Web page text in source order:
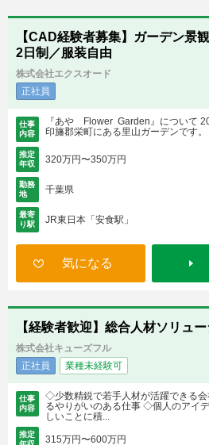
【CAD経験者募集】ガーデン景
2日制／服装自由
株式会社エクスオード
正社員
仕事
内容
『あや Flower Garden』について
印旛郡栄町にある里山ガーデンです
推定
年収
320万円〜350万円
勤務
地
千葉県
最寄
り駅
JR東日本「安食駅」
気になる
【経験者歓迎】総合人材ソリュ
株式会社キューズフル
正社員
業種未経験可
仕事
内容
◇少数精鋭で若手人材が活躍できる
るやりがいのある仕事 ◇個人のアイ
しいことに積...
推定
315万円〜600万円